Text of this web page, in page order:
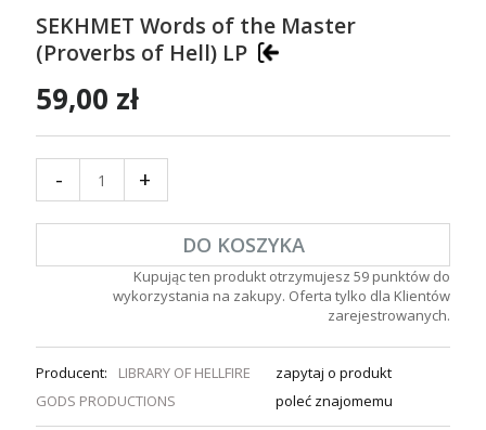
SEKHMET Words of the Master
(Proverbs of Hell) LP
59,00 zł
- +
DO KOSZYKA
Kupując ten produkt otrzymujesz 59 punktów do
wykorzystania na zakupy. Oferta tylko dla Klientów
zarejestrowanych.
Producent:
LIBRARY OF HELLFIRE
GODS PRODUCTIONS
zapytaj o produkt
poleć znajomemu